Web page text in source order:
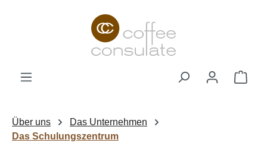
Zum Hauptinhalt springen
Über uns
Das Unternehmen
Das Schulungszentrum